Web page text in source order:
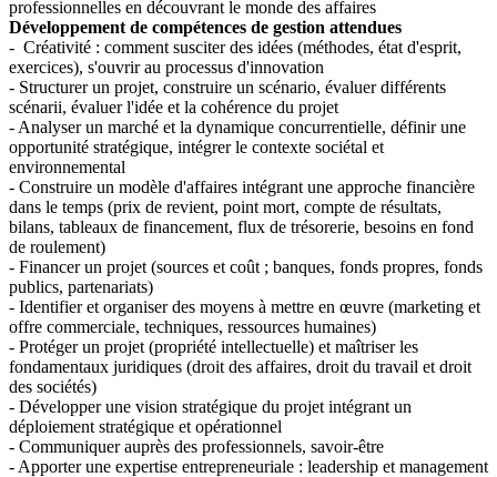
professionnelles en découvrant le monde des affaires
Développement de compétences de gestion attendues
- Créativité : comment susciter des idées (méthodes, état d'esprit,
exercices), s'ouvrir au processus d'innovation
- Structurer un projet, construire un scénario, évaluer différents
scénarii, évaluer l'idée et la cohérence du projet
- Analyser un marché et la dynamique concurrentielle, définir une
opportunité stratégique, intégrer le contexte sociétal et
environnemental
- Construire un modèle d'affaires intégrant une approche financière
dans le temps (prix de revient, point mort, compte de résultats,
bilans, tableaux de financement, flux de trésorerie, besoins en fond
de roulement)
- Financer un projet (sources et coût ; banques, fonds propres, fonds
publics, partenariats)
- Identifier et organiser des moyens à mettre en œuvre (marketing et
offre commerciale, techniques, ressources humaines)
- Protéger un projet (propriété intellectuelle) et maîtriser les
fondamentaux juridiques (droit des affaires, droit du travail et droit
des sociétés)
- Développer une vision stratégique du projet intégrant un
déploiement stratégique et opérationnel
- Communiquer auprès des professionnels, savoir-être
- Apporter une expertise entrepreneuriale : leadership et management